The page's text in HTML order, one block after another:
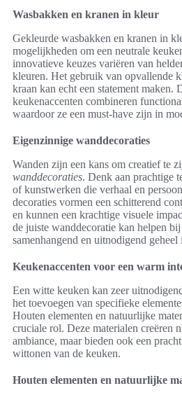
Wasbakken en kranen in kleur
Gekleurde wasbakken en kranen in
mogelijkheden om een neutrale
innovatieve keuzes variëren van
kleuren. Het gebruik van opvallende
kraan kan echt een statement maken.
keukenaccenten combineren
waardoor ze een must-have zijn in
Eigenzinnige wanddecoraties
Wanden zijn een kans om creatief te
wanddecoraties. Denk aan prachtige
of kunstwerken die verhaal en
decoraties vormen een schitterend
en kunnen een krachtige visuele
de juiste wanddecoratie kan helpen
samenhangend en uitnodigend geheel
Keukenaccenten voor een warm
Een witte keuken kan zeer
het toevoegen van specifieke
Houten elementen en natuurlijke
cruciale rol. Deze materialen creëren
ambiance, maar bieden ook een
wittonen van de keuken.
Houten elementen en natuurlijke